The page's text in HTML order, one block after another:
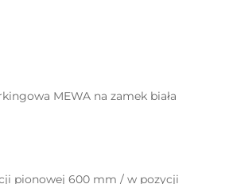
MEWA na zamek biała
pionowej 600 mm / w pozycji